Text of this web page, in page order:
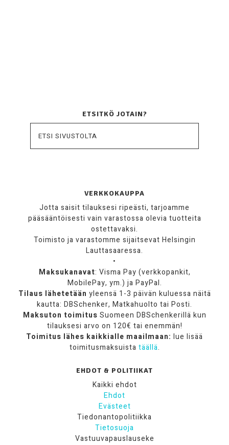
ETSITKÖ JOTAIN?
VERKKOKAUPPA
Jotta saisit tilauksesi ripeästi, tarjoamme
pääsääntöisesti vain varastossa olevia tuotteita
ostettavaksi.
Toimisto ja varastomme sijaitsevat Helsingin
Lauttasaaressa.
•
Maksukanavat: Visma Pay (verkkopankit,
MobilePay, ym.) ja PayPal.
Tilaus lähetetään yleensä 1-3 päivän kuluessa näitä
kautta: DBSchenker, Matkahuolto tai Posti.
Maksuton toimitus Suomeen DBSchenkerillä kun
tilauksesi arvo on 120€ tai enemmän!
Toimitus lähes kaikkialle maailmaan: lue lisää
toimitusmaksuista täällä.
EHDOT & POLITIIKAT
Kaikki ehdot
Ehdot
Evästeet
Tiedonantopolitiikka
Tietosuoja
Vastuuvapauslauseke